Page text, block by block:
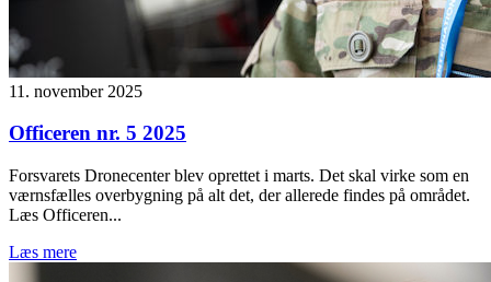
11. november 2025
Officeren nr. 5 2025
Forsvarets Dronecenter blev oprettet i marts. Det skal virke som en
værnsfælles overbygning på alt det, der allerede findes på området.
Læs Officeren...
Læs mere